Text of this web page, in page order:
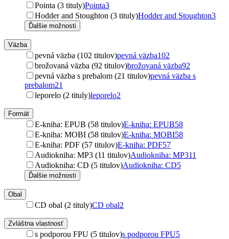
Pointa (3 tituly)Pointa3
Hodder and Stoughton (3 tituly)Hodder and Stoughton3
Ďalšie možnosti
Väzba
pevná väzba (102 titulov)pevná väzba102
brožovaná väzba (92 titulov)brožovaná väzba92
pevná väzba s prebalom (21 titulov)pevná väzba s
prebalom21
leporelo (2 tituly)leporelo2
Formát
E-kniha: EPUB (58 titulov)E-kniha: EPUB58
E-kniha: MOBI (58 titulov)E-kniha: MOBI58
E-kniha: PDF (57 titulov)E-kniha: PDF57
Audiokniha: MP3 (11 titulov)Audiokniha: MP311
Audiokniha: CD (5 titulov)Audiokniha: CD5
Ďalšie možnosti
Obal
CD obal (2 tituly)CD obal2
Zvláštna vlastnosť
s podporou FPU (5 titulov)s podporou FPU5